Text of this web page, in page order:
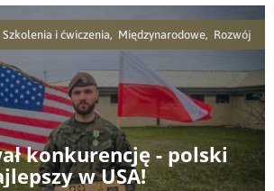
Szkolenia i ćwiczenia, Międzynarodowe, Rozwój
konkurencję - polski
w USA!